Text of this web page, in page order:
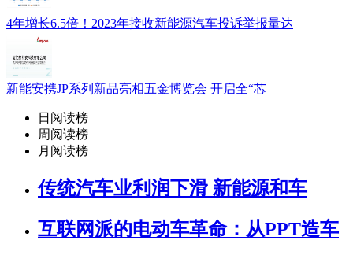
4年增长6.5倍！2023年接收新能源汽车投诉举报量达
新能安携JP系列新品亮相五金博览会 开启全“芯
日阅读榜
周阅读榜
月阅读榜
传统汽车业利润下滑 新能源和车
互联网派的电动车革命：从PPT造车